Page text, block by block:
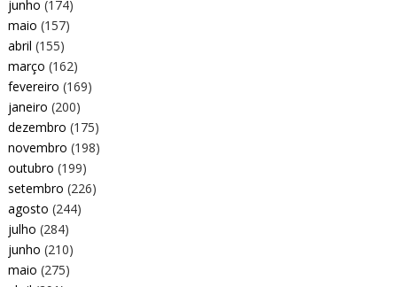
junho (174)
maio (157)
abril (155)
março (162)
fevereiro (169)
janeiro (200)
dezembro (175)
novembro (198)
outubro (199)
setembro (226)
agosto (244)
julho (284)
junho (210)
maio (275)